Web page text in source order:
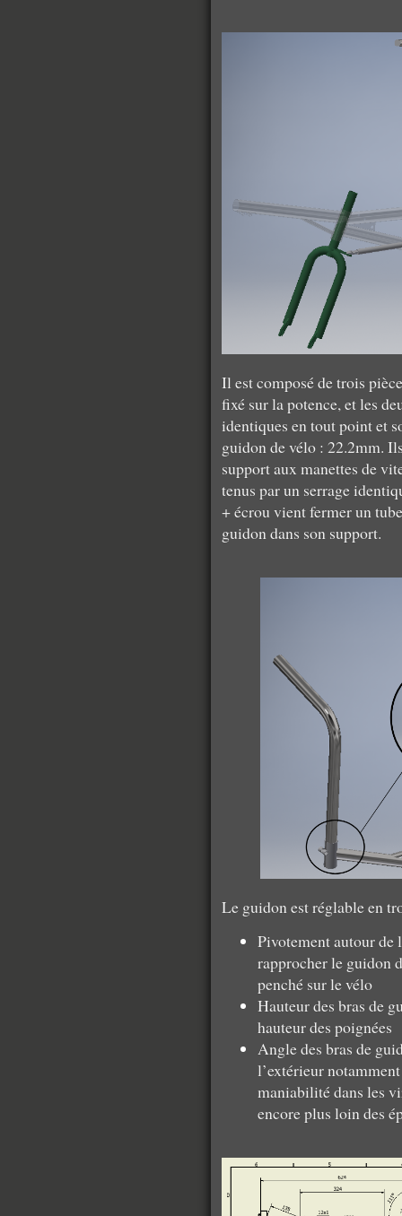
Il est composé de trois
fixé sur la potence, et les
identiques en tout point et
guidon de vélo : 22.2mm.
support aux manettes de
tenus par un serrage
+ écrou vient fermer un
guidon dans son support.
Le guidon est réglable en
Pivotement autour de
rapprocher le guidon
penché sur le vélo
Hauteur des bras de
hauteur des poignées
Angle des bras de
l’extérieur
maniabilité dans les
encore plus loin des